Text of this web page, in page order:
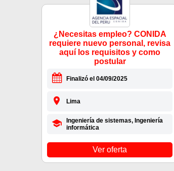
¿Necesitas empleo? CONIDA
requiere nuevo personal, revisa
aquí los requisitos y como
postular
Finalizó el 04/09/2025
Lima
Ingeniería de sistemas, Ingeniería
informática
Ver oferta